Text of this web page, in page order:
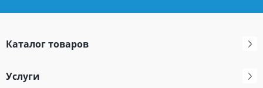
Каталог товаров
Услуги